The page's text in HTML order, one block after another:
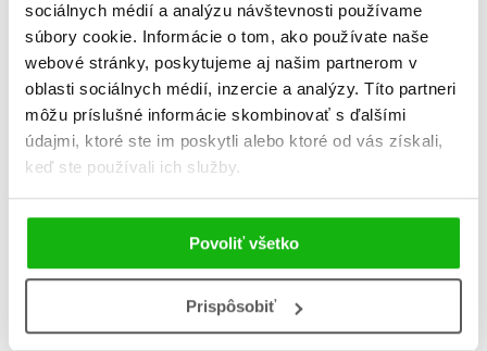
sociálnych médií a analýzu návštevnosti používame
súbory cookie. Informácie o tom, ako používate naše
webové stránky, poskytujeme aj našim partnerom v
oblasti sociálnych médií, inzercie a analýzy. Títo partneri
môžu príslušné informácie skombinovať s ďalšími
údajmi, ktoré ste im poskytli alebo ktoré od vás získali,
keď ste používali ich služby.
Povoliť všetko
Prispôsobiť
Informácie
Žáner
dobrodružstvo
Dátum vydania 1.3.2022
165x240 mm